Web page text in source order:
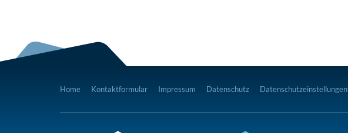
Home Kontaktformular Impressum Datenschutz Datenschutzeinstellungen